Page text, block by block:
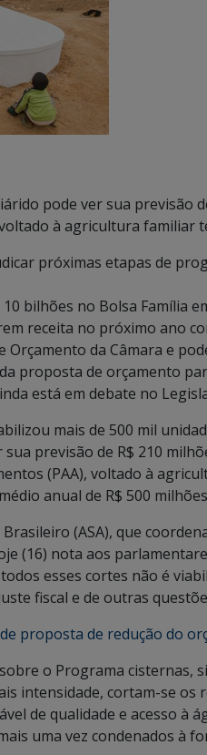
pode ver sua previsão
à agricultura familiar
próximas etapas de
10 bilhões no Bolsa Família
receita no próximo ano
da Câmara e
proposta de orçamento
está em debate no
mais de 500 mil
previsão de R$ 210
(PAA), voltado à
anual de R$ 500
(ASA), que
(16) nota aos
esses cortes não é
fiscal e de outras
proposta de redução do
o Programa cisternas,
intensidade, cortam-se
de qualidade e acesso à
uma vez condenados à